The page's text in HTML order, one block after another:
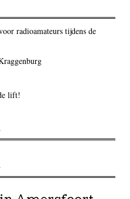
radioamateurs tijdens de
lift!